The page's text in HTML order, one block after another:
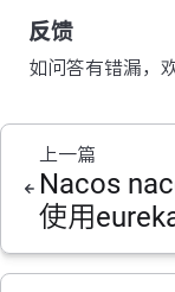
反馈
如问答有错漏，
上一篇
Nacos
使用